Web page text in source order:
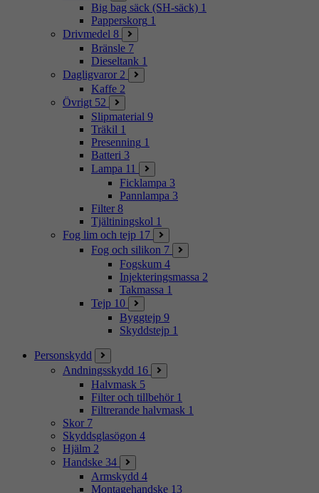
Big bag säck (SH-säck) 1
Papperskorg 1
Drivmedel 8
Bränsle 7
Dieseltank 1
Dagligvaror 2
Kaffe 2
Övrigt 52
Slipmaterial 9
Träkil 1
Presenning 1
Batteri 3
Lampa 11
Ficklampa 3
Pannlampa 3
Filter 8
Tjältiningskol 1
Fog lim och tejp 17
Fog och silikon 7
Fogskum 4
Injekteringsmassa 2
Takmassa 1
Tejp 10
Byggtejp 9
Skyddstejp 1
Personskydd
Andningsskydd 16
Halvmask 5
Filter och tillbehör 1
Filtrerande halvmask 1
Skor 7
Skyddsglasögon 4
Hjälm 2
Handske 34
Armskydd 4
Montagehandske 13